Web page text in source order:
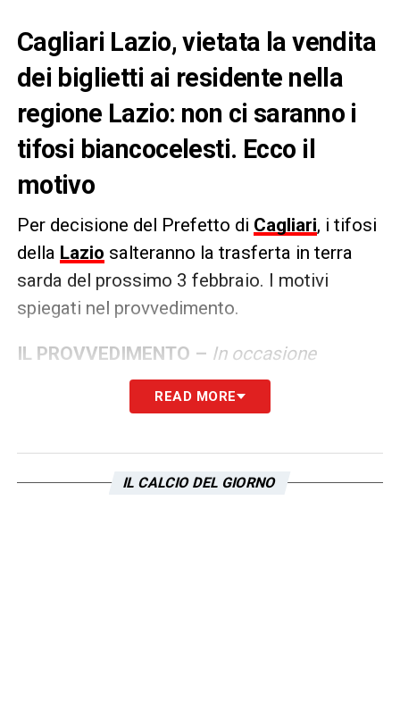
Cagliari Lazio, vietata la vendita
dei biglietti ai residente nella
regione Lazio: non ci saranno i
tifosi biancocelesti. Ecco il
motivo
Per decisione del Prefetto di Cagliari, i tifosi
della Lazio salteranno la trasferta in terra
sarda del prossimo 3 febbraio. I motivi
spiegati nel provvedimento.
IL PROVVEDIMENTO – In occasione
dell’incontro di calcio “CAGLIARI – LAZIO”
valido per la ventitreesima giornata del
lo stadio UNIPOL DOMUS di Cagliari, è stato
READ MORE
IL CALCIO DEL GIORNO